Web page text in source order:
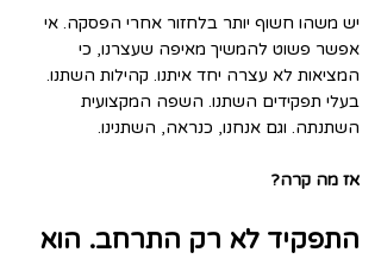
יש משהו חשוף יותר בלחזור אחרי הפסקה. אי
אפשר פשוט להמשיך מאיפה שעצרנו, כי
המציאות לא עצרה יחד איתנו. קהילות השתנו.
בעלי תפקידים השתנו. השפה המקצועית
השתנתה. וגם אנחנו, כנראה, השתנינו.
אז מה קרה?
התפקיד לא רק התרחב. הוא